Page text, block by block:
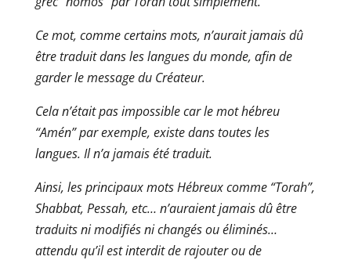
Ce mot, comme certains mots, n’aurait jamais dû
être traduit dans les langues du monde, afin de
garder le message du Créateur.
Cela n’était pas impossible car le mot hébreu
“Amén” par exemple, existe dans toutes les
langues. Il n’a jamais été traduit.
Ainsi, les principaux mots Hébreux comme “Torah”,
Shabbat, Pessah, etc… n’auraient jamais dû être
traduits ni modifiés ni changés ou éliminés…
attendu qu’il est interdit de rajouter ou de